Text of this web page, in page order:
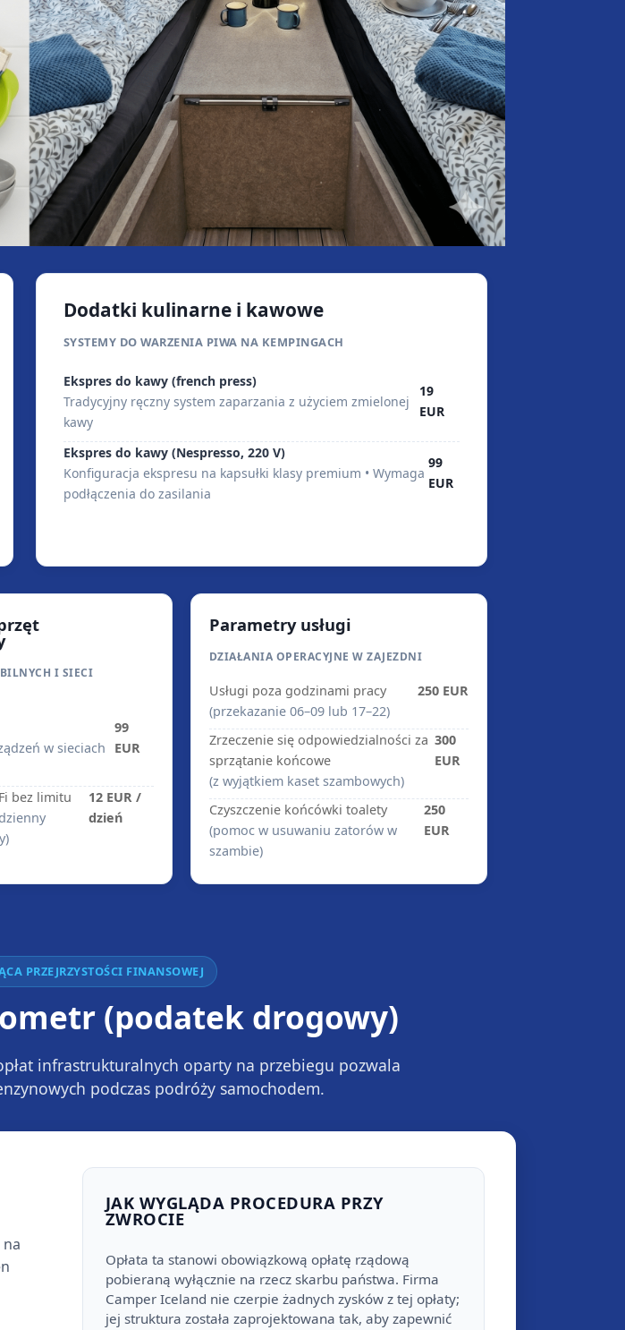
Dodatki kulinarne i kawowe
SYSTEMY DO WARZENIA PIWA NA KEMPINGACH
Ekspres do kawy (french press)
Tradycyjny ręczny system zaparzania z użyciem zmielonej
kawy
19
EUR
Ekspres do kawy (Nespresso, 220 V)
Konfiguracja ekspresu na kapsułki klasy premium • Wymaga
podłączenia do zasilania
99
EUR
I SIECI
w sieciach
99
EUR
bez limitu
12 EUR /
dzień
Parametry usługi
DZIAŁANIA OPERACYJNE W ZAJEZDNI
Usługi poza godzinami pracy
(przekazanie 06–09 lub 17–22)
250 EUR
Zrzeczenie się odpowiedzialności za
sprzątanie końcowe
(z wyjątkiem kaset szambowych)
300
EUR
Czyszczenie końcówki toalety
(pomoc w usuwaniu zatorów w
szambie)
250
EUR
PRZEJRZYSTOŚCI FINANSOWEJ
(podatek drogowy)
infrastrukturalnych oparty na przebiegu pozwala
podczas podróży samochodem.
JAK WYGLĄDA PROCEDURA PRZY
ZWROCIE
Opłata ta stanowi obowiązkową opłatę rządową
pobieraną wyłącznie na rzecz skarbu państwa. Firma
Camper Iceland nie czerpie żadnych zysków z tej opłaty;
jej struktura została zaprojektowana tak, aby zapewnić